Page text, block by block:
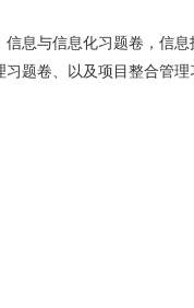
息与信息化习题卷，信
题卷、以及项目整合管